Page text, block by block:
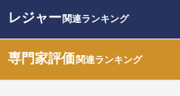
レジャー関連ランキング
専門家評価関連ランキング